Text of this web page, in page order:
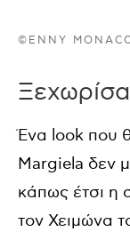
©ENNY
Ένα look που
Margiela δεν
κάπως έτσι η
τον Χειμώνα